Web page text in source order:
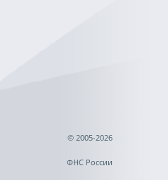
© 2005-2026
ФНС России